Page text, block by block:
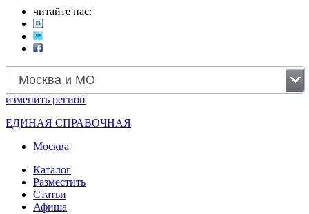
читайте нас:
Москва и МО
изменить регион
ЕДИНАЯ СПРАВОЧНАЯ
Москва
Каталог
Разместить
Статьи
Афиша